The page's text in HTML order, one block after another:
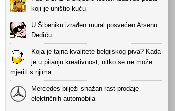
koji je uništio kuću
U Šibeniku izrađen mural posvećen Arsenu
Dediću
Koja je tajna kvalitete belgijskog piva? Kada
je u pitanju kreativnost, nitko se ne može
mjeriti s njima
Mercedes bilježi snažan rast prodaje
električnih automobila